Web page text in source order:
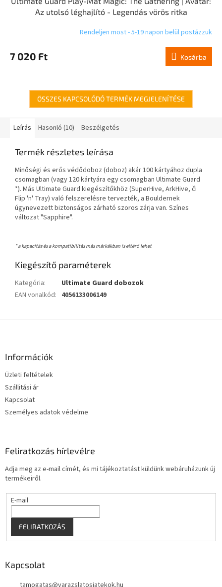
Az utolsó léghajlító - Legendás vörös ritka
Rendeljen most - 5-19 napon belül postázzuk
7 020 Ft Kosárba
ÖSSZES KAPCSOLÓDÓ TERMÉK MEGJELENÍTÉSE
Leírás Hasonló (10) Beszélgetés
Termék részletes leírása
Minőségi és erős védődoboz (doboz) akár 100 kártyához dupla
csomagban (vagy 120 kártyára egy csomagban Ultimate Guard
*). Más Ultimate Guard kiegészítőkhöz (SuperHive, ArkHive, či
Flip 'n' Tray) való felszerelésre tervezték, a Bouldernek
úgynevezett biztonságos zárható szoros zárja van. Színes
változat "Sapphire".
* a kapacitás és a kompatibilitás más márkákban is eltérő lehet
Kiegészítő paraméterek
Kategória:
Ultimate Guard dobozok
EAN vonalkód: 4056133006149
Információk
Üzleti feltételek
Szállitási ár
Kapcsolat
Személyes adatok védelme
Feliratkozás hírlevélre
Adja meg az e-mail címét, és mi tájékoztatást küldünk webáruházunk új
termékeiről.
E-mail
FELIRATKOZÁS
Kapcsolat